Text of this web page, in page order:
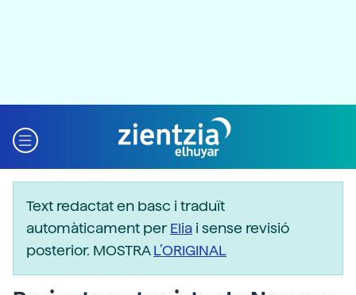
Text redactat en basc i traduït
automàticament perElia i sense revisió
posterior. MOSTRAL’ORIGINAL